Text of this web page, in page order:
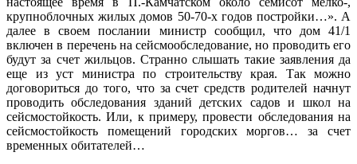
крупноблочных жилых домов 50-70-х годов постройки…». А
далее в своем послании министр сообщил, что дом 41/1
включен в перечень на сейсмообследование, но проводить его
будут за счет жильцов. Странно слышать такие заявления да
еще из уст министра по строительству края. Так можно
договориться до того, что за счет средств родителей начнут
проводить обследования зданий детских садов и школ на
сейсмостойкость. Или, к примеру, провести обследования на
сейсмостойкость помещений городских моргов… за счет
временных обитателей…